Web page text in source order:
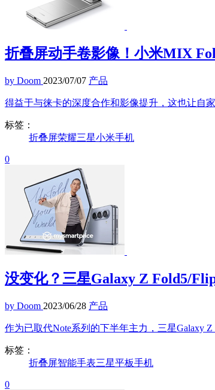
折叠屏动手卷影像！小米MIX
by Doom 2023/07/07 产品
得益于与徕卡的深度合作和影像提升，这也让自
标签：
折叠屏荣耀三星小米手机
0
没变化？三星Galaxy Z Fold5/
by Doom 2023/06/28 产品
作为已取代Note系列的下半年主力，三星Galaxy
标签：
折叠屏智能手表三星平板手机
0